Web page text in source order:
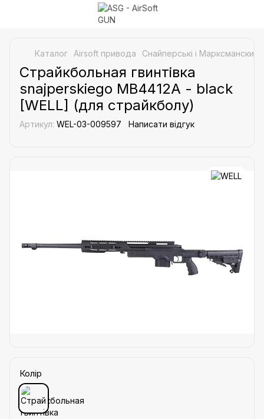
Каталог Airsoft привода Снайперські і Марксманские
Страйкбольная гвинтівка
snajperskiego MB4412A - black
[WELL] (для страйкболу)
Артикул: WEL-03-009597 Написати відгук
Колір